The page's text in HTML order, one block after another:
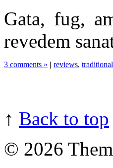
Gata, fug,
revedem
3 comments » | reviews, traditional
↑ Back to top
© 2026